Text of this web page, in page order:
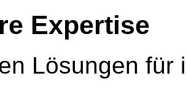
Expertise
Lösungen für